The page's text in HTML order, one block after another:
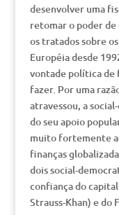
desenvolver uma
retomar o poder
os tratados sobre
Européia desde
vontade política de
fazer. Por uma
atravessou, a
do seu apoio
muito fortemente
finanças
dois social-
confiança do
Strauss-Khan) e do